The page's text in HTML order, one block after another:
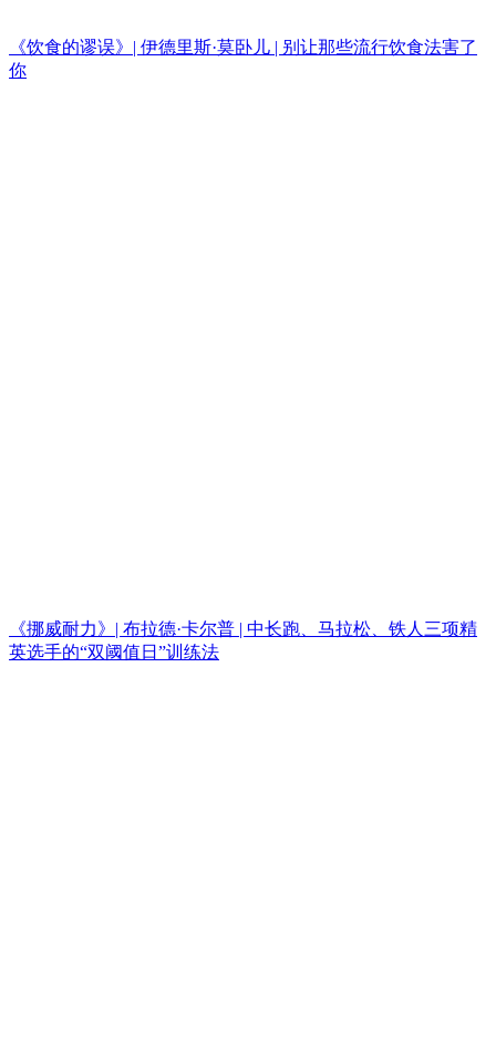
《饮食的谬误》| 伊德里斯·莫卧儿 | 别让那些流行饮食法害了
你
《挪威耐力》| 布拉德·卡尔普 | 中长跑、马拉松、铁人三项精
英选手的“双阈值日”训练法